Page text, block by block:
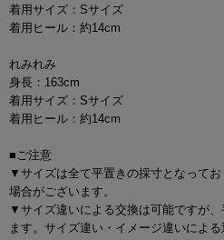
着用サイズ：Sサイズ
着用ヒール：約14cm
れみれみ
身長：163cm
着用サイズ：Sサイズ
着用ヒール：約14cm
■ご注意
▼サイズは全て平置きの採寸となって
場合がございます。
▼サイズ違いによる交換は可能ですが
ます。サイズ違い・イメージ違いによ